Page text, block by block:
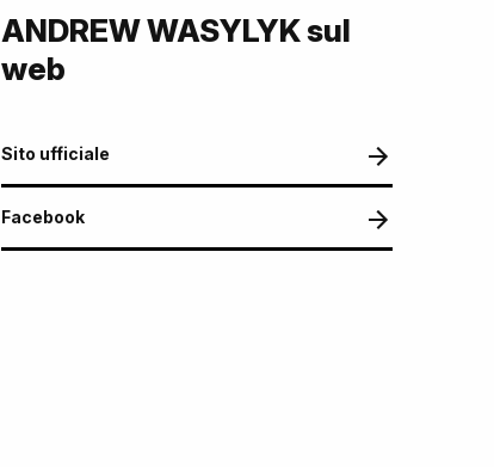
ANDREW WASYLYK sul
web
Sito ufficiale
Facebook